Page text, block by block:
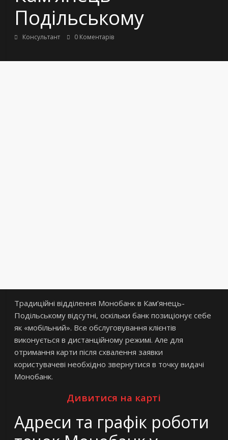
Подільському
Консультант 0 Коментарів
Традиційні відділення Монобанк в Кам’янець-
Подільському відсутні, оскільки банк позиціонує себе
як «мобільний». Все обслуговування клієнтів
виконується в дистанційному режимі. Але для
отримання карти після схвалення заявки
користувачеві необхідно звернутися в точку видачі
Монобанк.
Дивитися на карті
Адреси та графік роботи